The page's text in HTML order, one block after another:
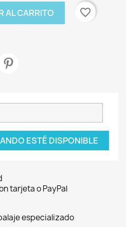
AL CARRITO
favorite_border
ESTÉ DISPONIBLE
tarjeta o PayPal
especializado